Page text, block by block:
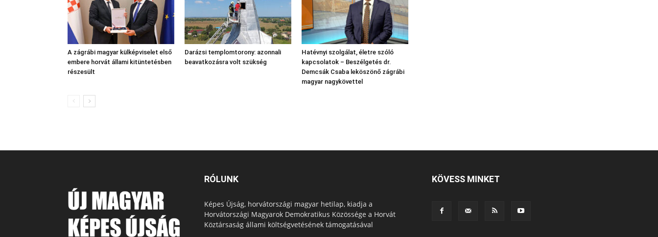
A zágrábi magyar külképviselet első
embere horvát állami kitüntetésben
részesült
Darázsi templomtorony: azonnali
beavatkozásra volt szükség
Hatévnyi szolgálat, életre szóló
kapcsolatok – Beszélgetés dr.
Demcsák Csaba leköszönő zágrábi
magyar nagykövettel
RÓLUNK
Képes Újság, horvátországi magyar hetilap, kiadja a
Horvátországi Magyarok Demokratikus Közössége a Horvát
Köztársaság állami költségvetésének támogatásával
KÖVESS MINKET